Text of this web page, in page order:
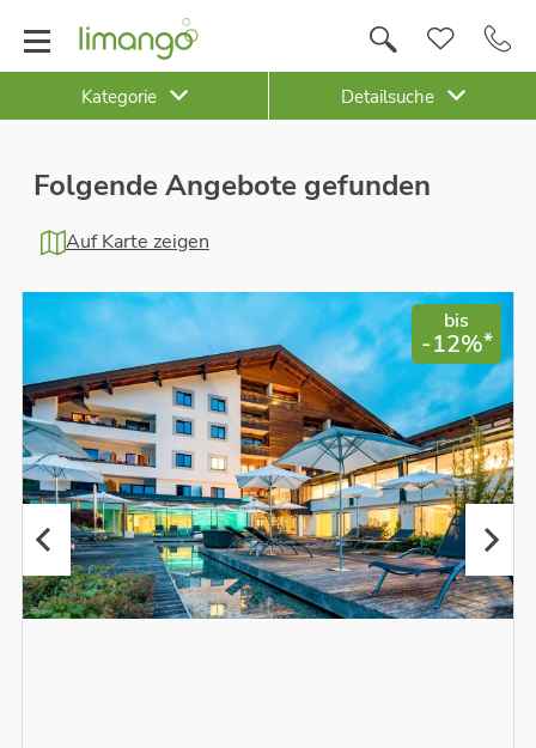
Kategorie Detailsuche
Folgende Angebote gefunden
Auf Karte zeigen
bis
-12%*